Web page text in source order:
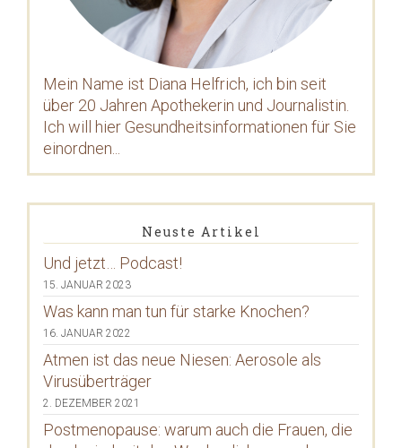
Mein Name ist Diana Helfrich, ich bin seit
über 20 Jahren Apothekerin und Journalistin.
Ich will hier Gesundheitsinformationen für Sie
einordnen...
Neuste Artikel
Und jetzt… Podcast!
15. JANUAR 2023
Was kann man tun für starke Knochen?
16. JANUAR 2022
Atmen ist das neue Niesen: Aerosole als
Virusüberträger
2. DEZEMBER 2021
Postmenopause: warum auch die Frauen, die